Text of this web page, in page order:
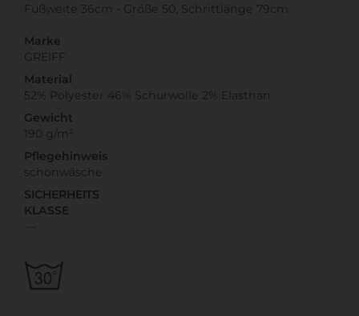
Fußweite 36cm - Größe 50, Schrittlänge 79cm
Marke
GREIFF
Material
52% Polyester 46% Schurwolle 2% Elasthan
Gewicht
190 g/m²
Pflegehinweis
schonwäsche
SICHERHEITS
KLASSE